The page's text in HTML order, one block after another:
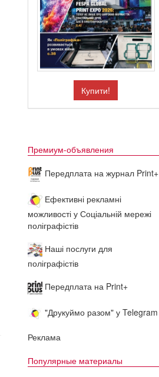
Купити!
Премиум-объявления
Передплата на журнал Print+
Ефективні рекламні
можливості у Соціальній мережі
поліграфістів
Наші послуги для
поліграфістів
Передплата на Print+
"Друкуймо разом" у Telegram
Реклама
Популярные материалы